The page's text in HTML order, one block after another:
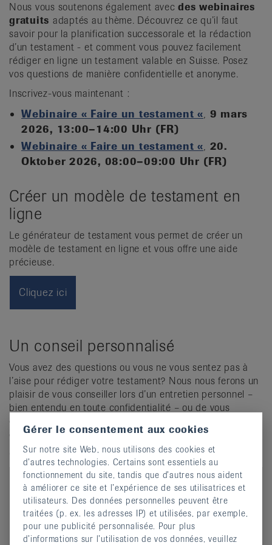
Nous vous soutenons également avecdes webinaires
gratuits adaptés au thème. Découvrez ce qu’il faut
savoir pour la planification successorale et la rédaction
d’un testament - et comment vous pouvez facilement
rédiger en ligne un testament valable en Suisse. Posez
vos questions de manière confidentielle et anonyme.
Inscrivez-vous maintenant :
Webinaire « Faire un testament «, 9 mars
2026, 13:00–14:00 Uhr (FR)
Webinaire « Faire un testament «, 20.
Oktober 2026, 08:00–09:00 Uhr (FR)
Créer un modèle de testament en
ligne
Le générateur de testament vous permet de créer un
modèle de testament en ligne et vous offre une aide
précieuse.
Cliquez ici
Un conseil personnalisé
Vous avez des questions ou vous ne vous sentez pas à
l’aise pour rédiger votre testament? Nous nous ferons un
plaisir de vous conseiller lors d’un entretien personnel –
bien entendu en toute confidentialité – ou de vous
envoyer de plus amples informations sur la Ligue suisse
contre le rhumatisme et ses prestations.
Convenir d’un rendez-vous:
Gérer le consentement aux cookies
Sur notre site Web, nous utilisons des cookies et
d’autres technologies. Certains sont essentiels au
fonctionnement du site, tandis que d’autres nous aident
à améliorer ce site et l’expérience de ses utilisatrices et
utilisateurs. Des données personnelles peuvent être
traitées (p. ex. les adresses IP) et utilisées, par exemple,
pour une publicité personnalisée. Pour plus
d’informations sur l’utilisation de vos données, veuillez